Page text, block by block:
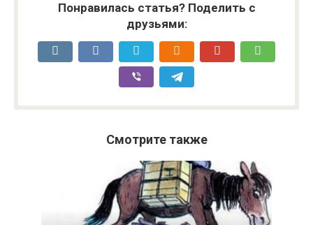
Понравилась статья? Поделить с
друзьями:
Смотрите также